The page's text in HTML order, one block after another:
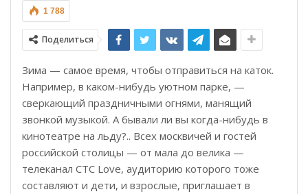
1 788
Поделиться
Зима — самое время, чтобы отправиться на каток.
Например, в каком-нибудь уютном парке, —
сверкающий праздничными огнями, манящий
звонкой музыкой. А бывали ли вы когда-нибудь в
кинотеатре на льду?.. Всех москвичей и гостей
российской столицы — от мала до велика —
телеканал СТС Love, аудиторию которого тоже
составляют и дети, и взрослые, приглашает в